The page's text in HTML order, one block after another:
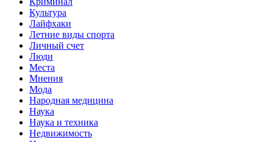
Культура
Лайфхаки
Летние виды спорта
Личный счет
Люди
Места
Мнения
Мода
Народная медицина
Наука
Наука и техника
Недвижимость